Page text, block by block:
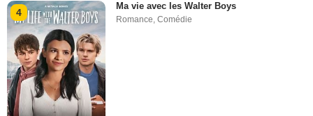
4
Ma vie avec les Walter Boys
Romance,Comédie